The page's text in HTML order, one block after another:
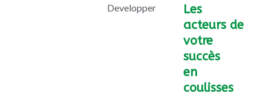
Developper
Les
acteurs de
votre
succès
en
coulisses